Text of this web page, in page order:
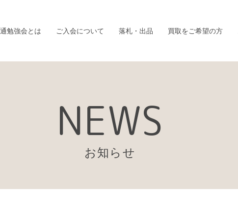
勉強会とは ご入会について 落札・出品 買取をご希望の方
NEWS
お知らせ